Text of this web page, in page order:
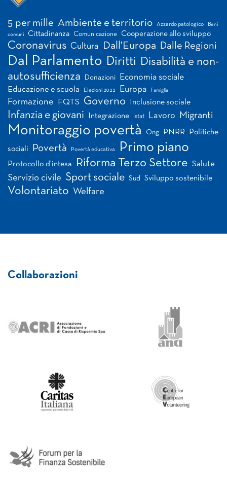
5 per mille Ambiente e territorio Azzardo patologico Beni
comuni Cittadinanza Comunicazione Cooperazione allo sviluppo
Coronavirus Cultura Dall'Europa Dalle Regioni
Dal Parlamento Diritti Disabilità e non-
autosufficienza
Donazioni Economia sociale
Educazione e scuola Elezioni 2022 Europa Famiglia
Formazione FQTS Governo Inclusione sociale
Infanzia e giovani Integrazione Istat Lavoro Migranti
Monitoraggio povertà Ong PNRR Politiche
sociali Povertà Povertà educativa Primo piano
Protocollo d'intesa Riforma Terzo Settore Salute
Servizio civile Sport sociale Sud Sviluppo sostenibile
Volontariato Welfare
Collaborazioni